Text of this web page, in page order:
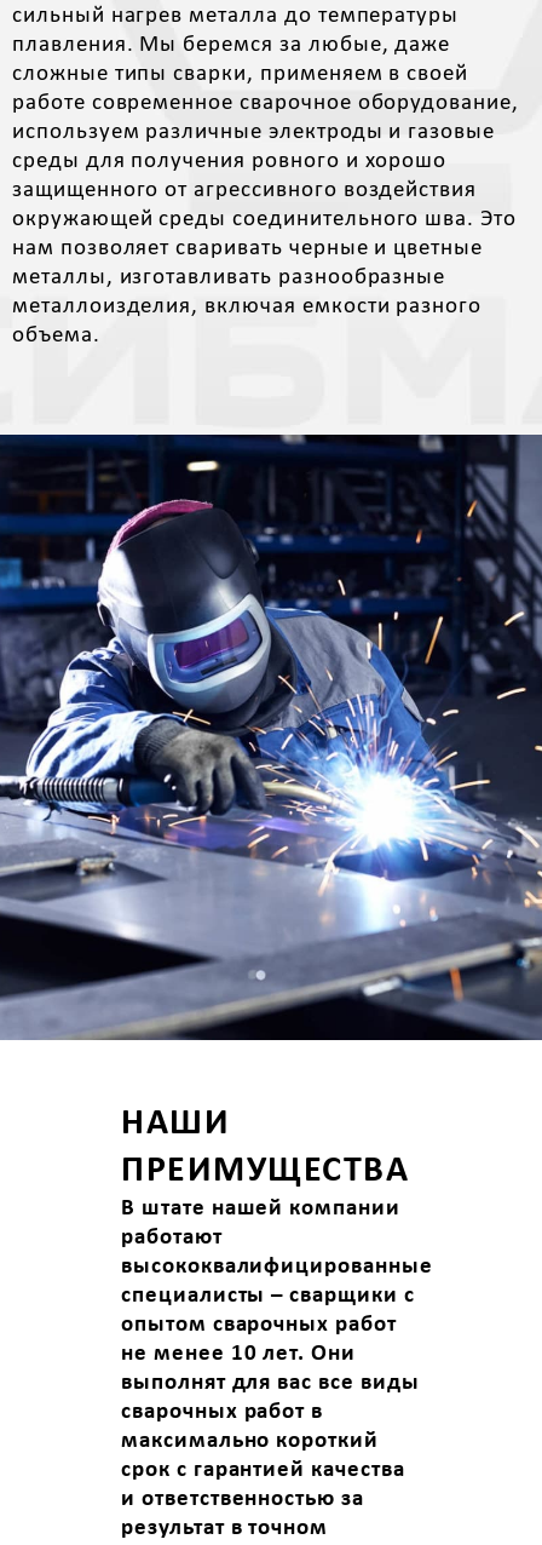
сильный нагрев металла до температуры
плавления. Мы беремся за любые, даже
сложные типы сварки, применяем в своей
работе современное сварочное оборудование,
используем различные электроды и газовые
среды для получения ровного и хорошо
защищенного от агрессивного воздействия
окружающей среды соединительного шва. Это
нам позволяет сваривать черные и цветные
металлы, изготавливать разнообразные
металлоизделия, включая емкости разного
объема.
НАШИ
ПРЕИМУЩЕСТВА
В штате нашей компании
работают
высококвалифицированные
специалисты – сварщики с
опытом сварочных работ
не менее 10 лет. Они
выполнят для вас все виды
сварочных работ в
максимально короткий
срок с гарантией качества
и ответственностью за
результат в точном